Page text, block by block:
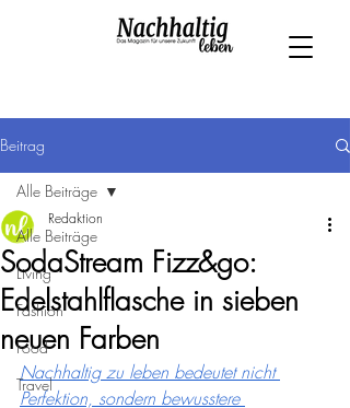
Beitrag
Alle Beiträge
Living
Fashion
Food
Travel
Alle Beiträge
SodaStream Fizz&go:
Edelstahlflasche in sieben
neuen Farben
Redaktion
Nachhaltig zu leben bedeutet nicht
Perfektion, sondern bewusstere